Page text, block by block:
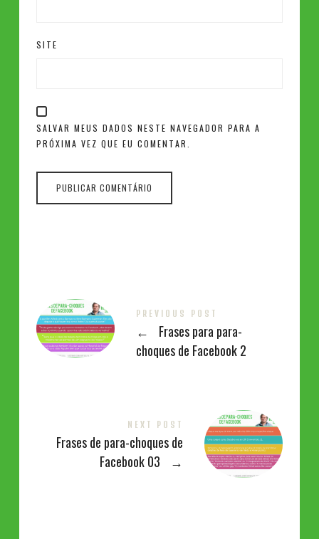
SITE
SALVAR MEUS DADOS NESTE NAVEGADOR PARA A
PRÓXIMA VEZ QUE EU COMENTAR.
PREVIOUS POST
←
Frases para para-
choques de Facebook 2
NEXT POST
Frases de para-choques de
Facebook 03
→